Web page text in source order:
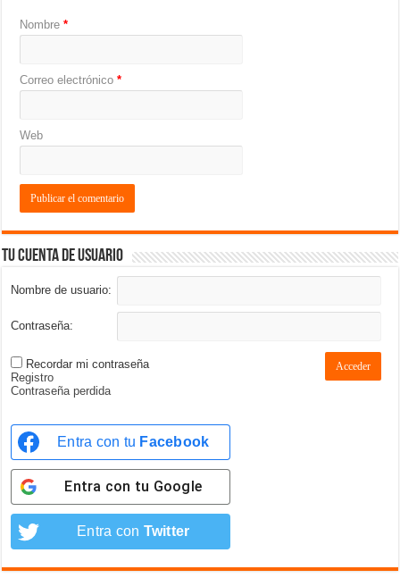
Nombre*
Correo electrónico*
Web
Tu cuenta de usuario
Nombre de usuario:
Contraseña:
Recordar mi contraseña Acceder
Registro
Contraseña perdida
Entra con tu Facebook
Entra con tu Google
Entra con Twitter